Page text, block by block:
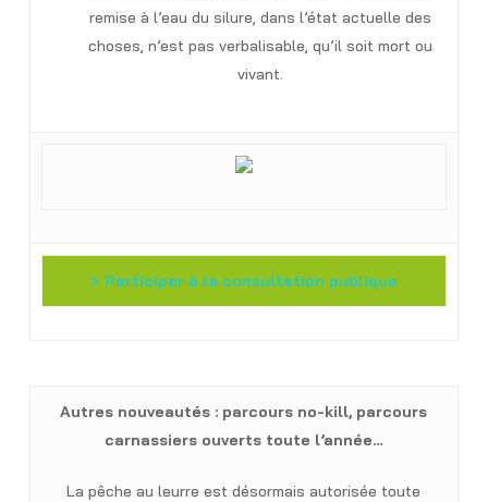
remise à l’eau du silure, dans l’état actuelle des
choses, n’est pas verbalisable, qu’il soit mort ou
vivant.
> Participer à la consultation publique
Autres nouveautés : parcours no-kill, parcours
carnassiers ouverts toute l’année…
La pêche au leurre est désormais autorisée toute